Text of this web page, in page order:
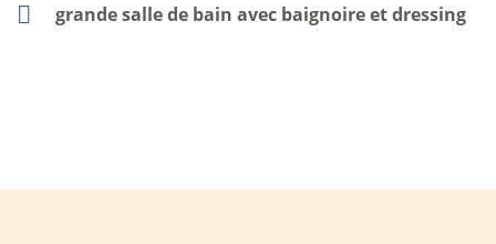
grande salle de bain avec baignoire et dressing